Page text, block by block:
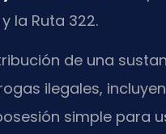
la Ruta 322.
de una
ilegales,
simple para